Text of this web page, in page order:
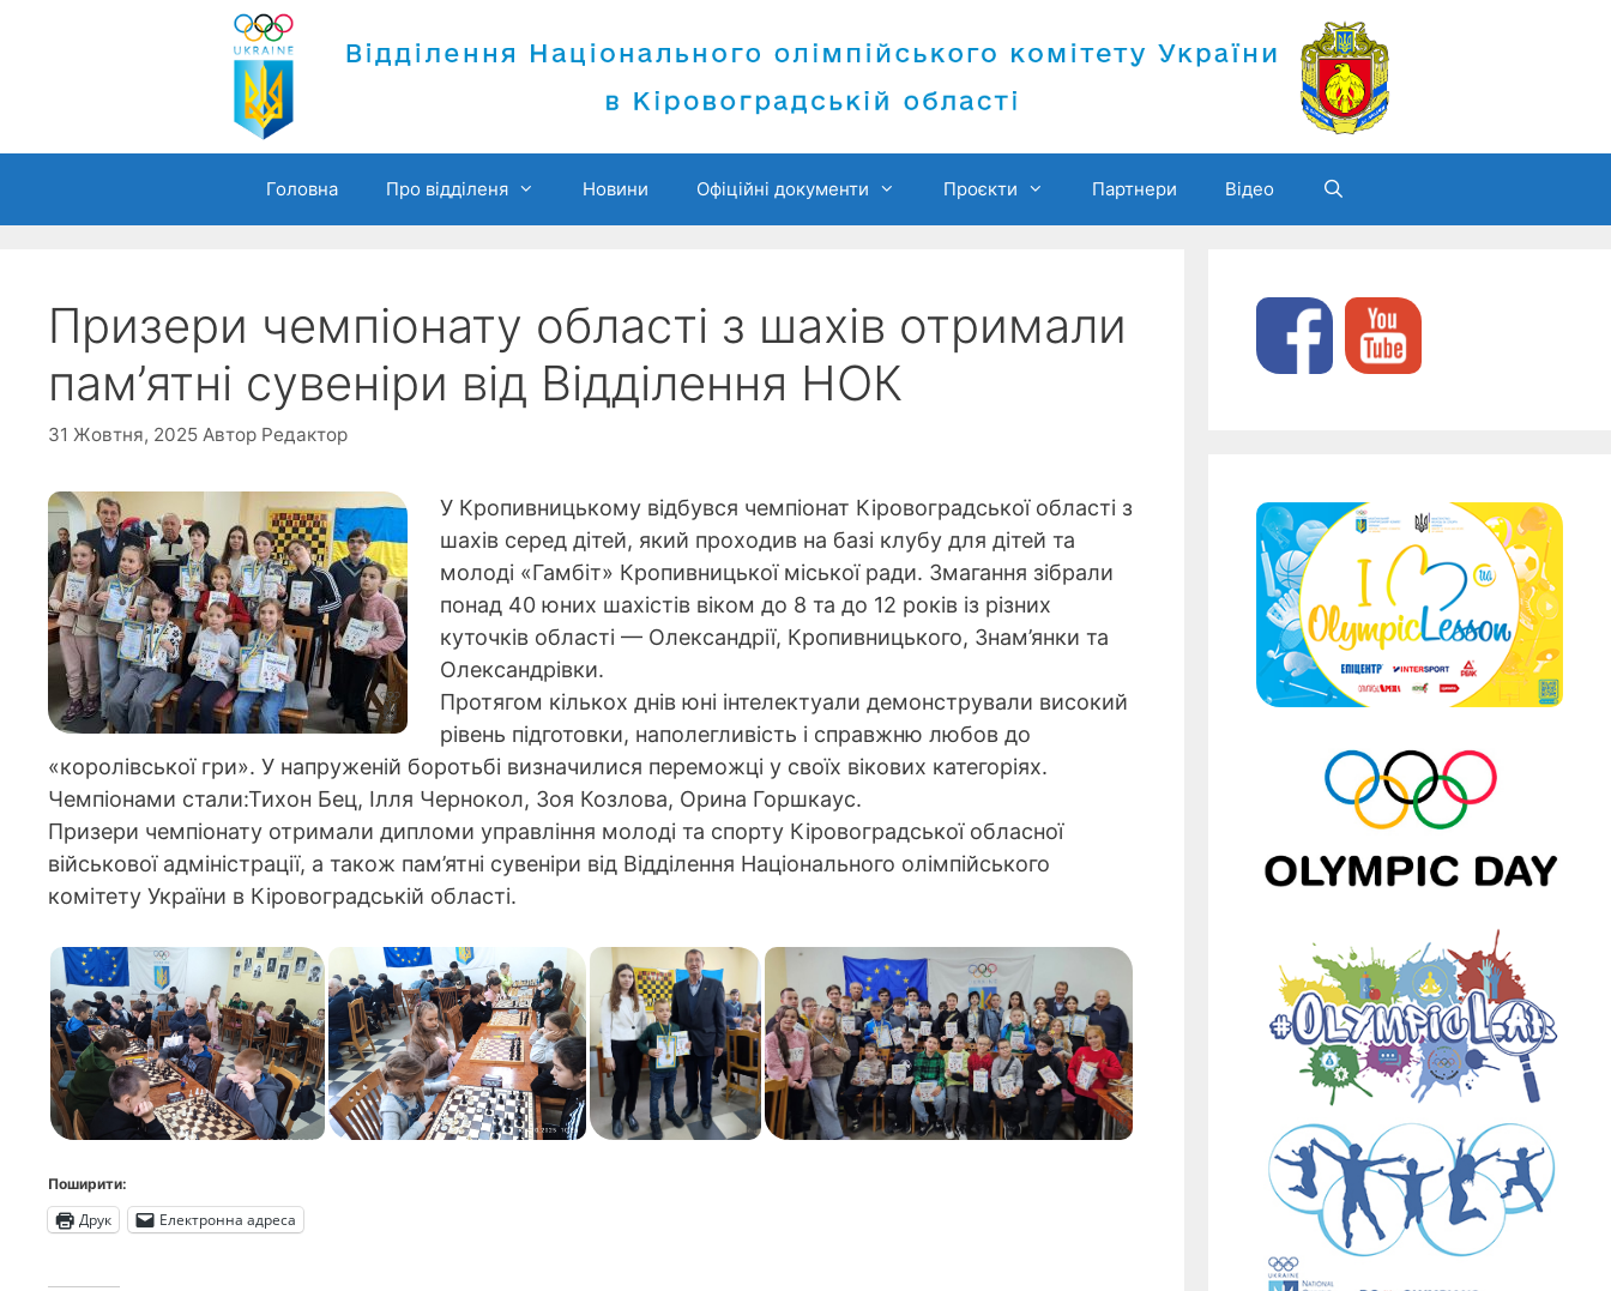
Головна Про відділеня Новини Офіційні документи Проєкти Партнери Відео
Призери чемпіонату області з шахів отримали
пам’ятні сувеніри від Відділення НОК
31 Жовтня, 2025 Автор Редактор
У Кропивницькому відбувся чемпіонат Кіровоградської області з
шахів серед дітей, який проходив на базі клубу для дітей та
молоді «Гамбіт» Кропивницької міської ради. Змагання зібрали
понад 40 юних шахістів віком до 8 та до 12 років із різних
куточків області — Олександрії, Кропивницького, Знам’янки та
Олександрівки.
Протягом кількох днів юні інтелектуали демонстрували високий
рівень підготовки, наполегливість і справжню любов до
«королівської гри». У напруженій боротьбі визначилися переможці у своїх вікових категоріях.
Чемпіонами стали:Тихон Бец, Ілля Чернокол, Зоя Козлова, Орина Горшкаус.
Призери чемпіонату отримали дипломи управління молоді та спорту Кіровоградської обласної
військової адміністрації, а також пам’ятні сувеніри від Відділення Національного олімпійського
комітету України в Кіровоградській області.
Поширити:
Друк Електронна адреса